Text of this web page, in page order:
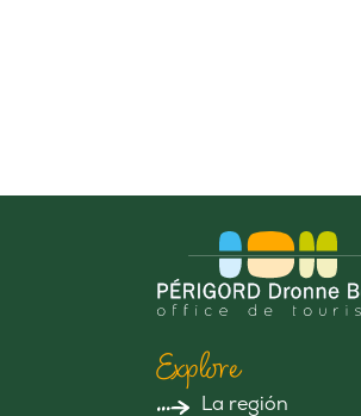
Explore
La región